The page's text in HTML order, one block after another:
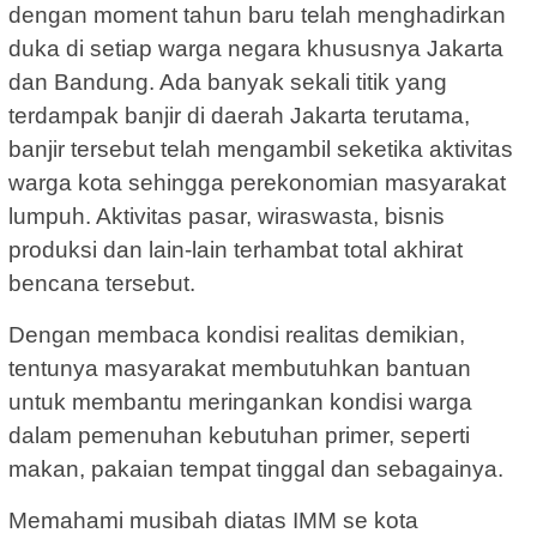
dengan moment tahun baru telah menghadirkan
duka di setiap warga negara khususnya Jakarta
dan Bandung. Ada banyak sekali titik yang
terdampak banjir di daerah Jakarta terutama,
banjir tersebut telah mengambil seketika aktivitas
warga kota sehingga perekonomian masyarakat
lumpuh. Aktivitas pasar, wiraswasta, bisnis
produksi dan lain-lain terhambat total akhirat
bencana tersebut.
Dengan membaca kondisi realitas demikian,
tentunya masyarakat membutuhkan bantuan
untuk membantu meringankan kondisi warga
dalam pemenuhan kebutuhan primer, seperti
makan, pakaian tempat tinggal dan sebagainya.
Memahami musibah diatas IMM se kota